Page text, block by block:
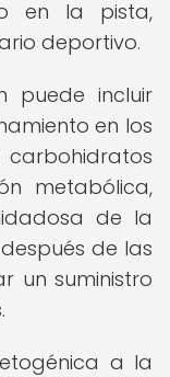
en la pista,
deportivo.
puede incluir
en los
metabólica,
de la
de las
un suministro
a la